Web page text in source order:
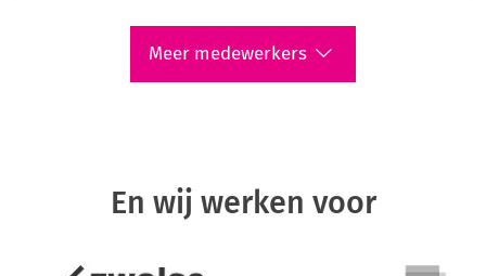
Meer medewerkers
En wij werken voor